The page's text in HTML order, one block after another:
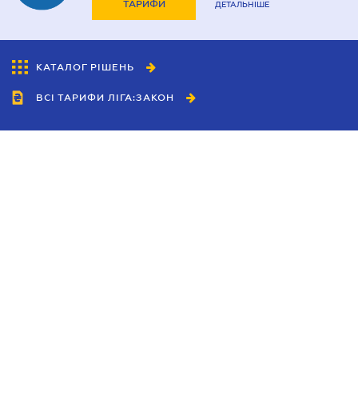
ТАРИФИ ДЕТАЛЬНІШЕ
КАТАЛОГ РІШЕНЬ
ВСІ ТАРИФИ ЛІГА:ЗАКОН